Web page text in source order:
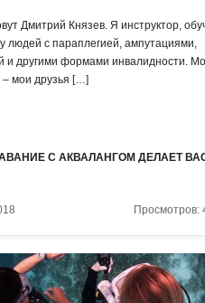
Дмитрий Князев. Я инструктор,
людей с параплегией, ампутациями,
и другими формами инвалидности.
– мои друзья […]
С АКВАЛАНГОМ ДЕЛАЕТ
Просмотров: